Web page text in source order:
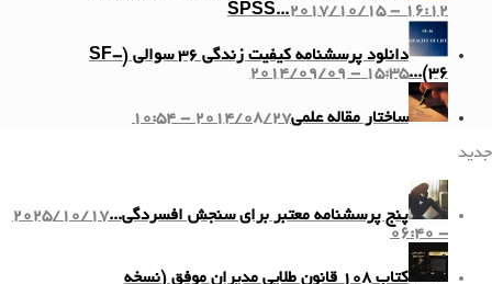
SPSS...2017/10/15 - 16:12
دانلود پرسشنامه کیفیت زندگی ۳۶ سوالی (SF-
36)...
2014/09/09 - 15:35
ساختار مقاله علمی2014/08/27 - 10:54
جدید
پنج پرسشنامه معتبر برای سنجش افسردگی...2025/10/17
- 06:40
کتاب ۱۰۸ قانون طلایی مدیران موفق (نسخه